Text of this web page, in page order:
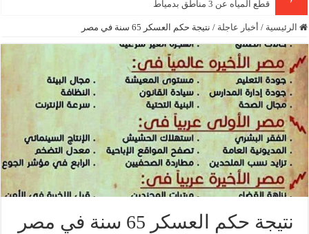
قطع المياه عن 3 مناطق بدمياط
الرئيسية / أخبار عاجلة / نتيجة حكم العسكر 65 سنة في مصر
نتيجة حكم العسكر 65 سنة في مصر